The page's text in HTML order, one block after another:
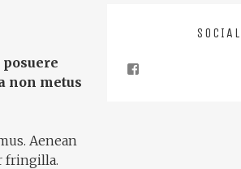
non metus
Aenean
fringilla.